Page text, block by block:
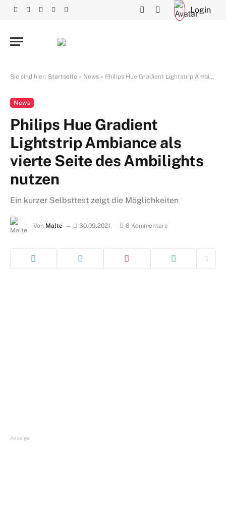
Facebook
X
RSSInstagram
YouTube Login
Sie sind hier: Startseite » News » Philips Hue Gradient Lightstrip Ambiance als vierte Seite des Ambilights nutzen
News
Philips Hue Gradient
Lightstrip Ambiance als
vierte Seite des Ambilights
nutzen
Ein kurzer Selbsttest zeigt die Möglichkeiten
Von Malte 30.09.2021 8 Kommentare
Anzeige